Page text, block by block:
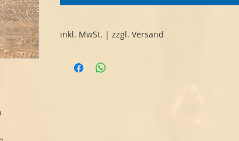
inkl. MwSt. | zzgl. Versand